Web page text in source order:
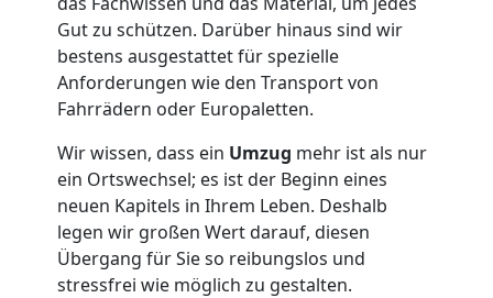
Gut zu schützen. Darüber hinaus sind wir
bestens ausgestattet für spezielle
Anforderungen wie den Transport von
Fahrrädern oder Europaletten.
Wir wissen, dass ein Umzug mehr ist als nur
ein Ortswechsel; es ist der Beginn eines
neuen Kapitels in Ihrem Leben. Deshalb
legen wir großen Wert darauf, diesen
Übergang für Sie so reibungslos und
stressfrei wie möglich zu gestalten.
Mann
LKW
Wiener
Neustadt